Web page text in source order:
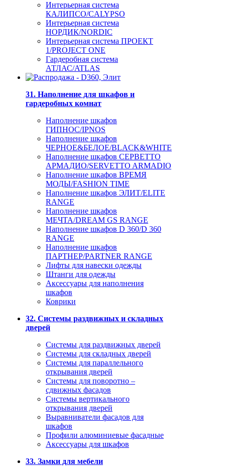
Интерьерная система
КАЛИПСО/CALYPSO
Интерьерная система
НОРДИК/NORDIC
Интерьерная система ПРОЕКТ
1/PROJECT ONE
Гардеробная система
АТЛАС/ATLAS
31. Наполнение для шкафов и
гардеробных комнат
Наполнение шкафов
ГИПНОС/IPNOS
Наполнение шкафов
ЧЕРНОЕ&БЕЛОЕ/BLACK&WHITE
Наполнение шкафов СЕРВЕТТО
АРМАДИО/SERVETTO ARMADIO
Наполнение шкафов ВРЕМЯ
МОДЫ/FASHION TIME
Наполнение шкафов ЭЛИТ/ELITE
RANGE
Наполнение шкафов
МЕЧТА/DREAM GS RANGE
Наполнение шкафов D 360/D 360
RANGE
Наполнение шкафов
ПАРТНЕР/PARTNER RANGE
Лифты для навески одежды
Штанги для одежды
Аксессуары для наполнения
шкафов
Коврики
32. Системы раздвижных и складных
дверей
Системы для раздвижных дверей
Системы для складных дверей
Системы для параллельного
открывания дверей
Системы для поворотно –
сдвижных фасадов
Системы вертикального
открывания дверей
Выравниватели фасадов для
шкафов
Профили алюминиевые фасадные
Аксессуары для шкафов
33. Замки для мебели